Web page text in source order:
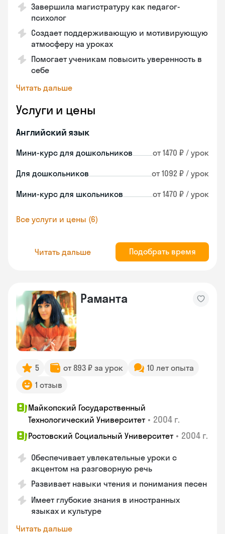
Завершила магистратуру как педагог-
психолог
Создает поддерживающую и мотивирующую
атмосферу на уроках
Помогает ученикам повысить уверенность в
себе
Читать дальше
Услуги и цены
Английский язык
Мини-курс для дошкольников от 1470 ₽ / урок
Для дошкольников от 1092 ₽ / урок
Мини-курс для школьников от 1470 ₽ / урок
Все услуги и цены (6)
Читать дальше Подобрать время
Раманта
5 от 893 ₽ за урок
10 лет опыта
1 отзыв
Майкопский Государственный
Технологический Университет • 2004 г.
Ростовский Социальный Университет • 2004 г.
Обеспечивает увлекательные уроки с
акцентом на разговорную речь
Развивает навыки чтения и понимания песен
Имеет глубокие знания в иностранных
языках и культуре
Читать дальше